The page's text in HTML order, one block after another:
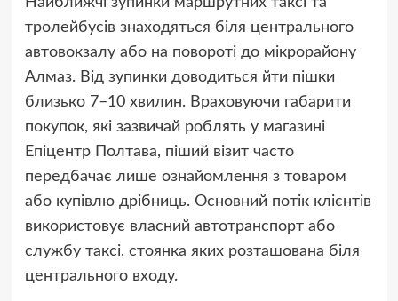
тролейбусів знаходяться біля центрального
автовокзалу або на повороті до мікрорайону
Алмаз. Від зупинки доводиться йти пішки
близько 7–10 хвилин. Враховуючи габарити
покупок, які зазвичай роблять у магазині
Епіцентр Полтава, піший візит часто
передбачає лише ознайомлення з товаром
або купівлю дрібниць. Основний потік клієнтів
використовує власний автотранспорт або
службу таксі, стоянка яких розташована біля
центрального входу.